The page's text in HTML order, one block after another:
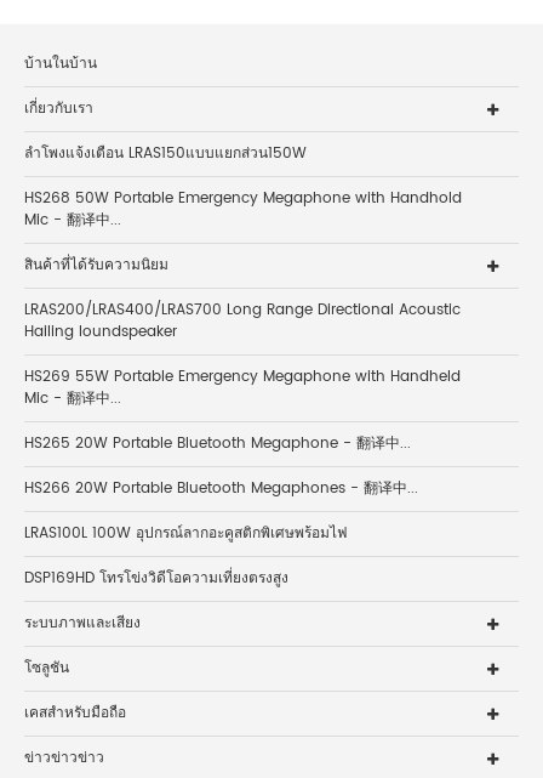
บ้านในบ้าน
เกี่ยวกับเรา
ลำโพงแจ้งเตือน LRAS150แบบแยกส่วน150W
HS268 50W Portable Emergency Megaphone with Handhold
Mic - 翻译中...
สินค้าที่ได้รับความนิยม
LRAS200/LRAS400/LRAS700 Long Range Directional Acoustic
Hailing loundspeaker
HS269 55W Portable Emergency Megaphone with Handheld
Mic - 翻译中...
HS265 20W Portable Bluetooth Megaphone - 翻译中...
HS266 20W Portable Bluetooth Megaphones - 翻译中...
LRAS100L 100W อุปกรณ์ลากอะคูสติกพิเศษพร้อมไฟ
DSP169HD โทรโข่งวิดีโอความเที่ยงตรงสูง
ระบบภาพและเสียง
โซลูชัน
เคสสำหรับมือถือ
ข่าวข่าวข่าว